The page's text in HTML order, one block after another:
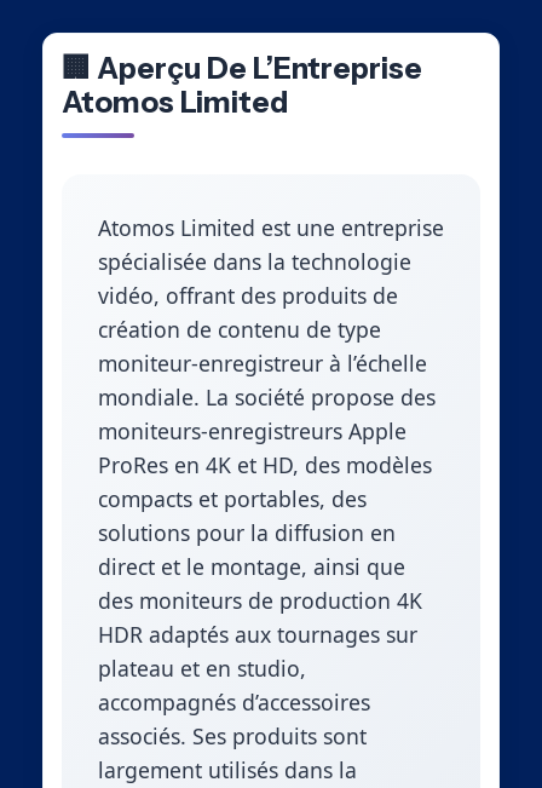
🏢 Aperçu De L’Entreprise
Atomos Limited
Atomos Limited est une entreprise
spécialisée dans la technologie
vidéo, offrant des produits de
création de contenu de type
moniteur-enregistreur à l’échelle
mondiale. La société propose des
moniteurs-enregistreurs Apple
ProRes en 4K et HD, des modèles
compacts et portables, des
solutions pour la diffusion en
direct et le montage, ainsi que
des moniteurs de production 4K
HDR adaptés aux tournages sur
plateau et en studio,
accompagnés d’accessoires
associés. Ses produits sont
largement utilisés dans la